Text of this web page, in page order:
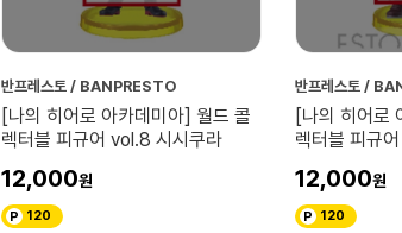
반프레스토 / BANPRESTO
[나의 히어로 아카데미아] 월드 콜
렉터블 피규어 vol.8 시시쿠라
12,000
120
반프레스토 /
[나의 히어로
렉터블 피규
12,000
120